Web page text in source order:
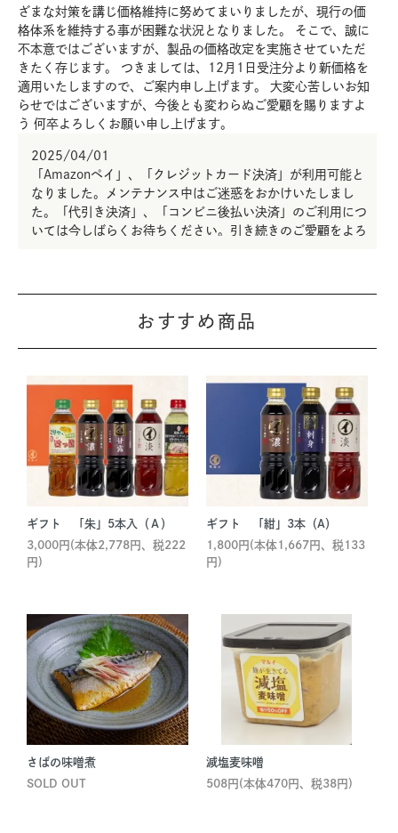
ざまな対策を講じ価格維持に努めてまいりましたが、現行の価
格体系を維持する事が困難な状況となりました。 そこで、誠に
不本意ではございますが、製品の価格改定を実施させていただ
きたく存じます。 つきましては、12月1日受注分より新価格を
適用いたしますので、ご案内申し上げます。 大変心苦しいお知
らせではございますが、今後とも変わらぬご愛顧を賜りますよ
う 何卒よろしくお願い申し上げます。
2025/04/01
「Amazonペイ」、「クレジットカード決済」が利用可能と
なりました。メンテナンス中はご迷惑をおかけいたしまし
た。「代引き決済」、「コンビニ後払い決済」のご利用につ
いては今しばらくお待ちください。引き続きのご愛顧をよろ
おすすめ商品
ギフト 「朱」5本入（Ａ）
3,000円(本体2,778円、税222
円)
ギフト 「紺」3本（A）
1,800円(本体1,667円、税133
円)
さばの味噌煮
SOLD OUT
減塩麦味噌
508円(本体470円、税38円)